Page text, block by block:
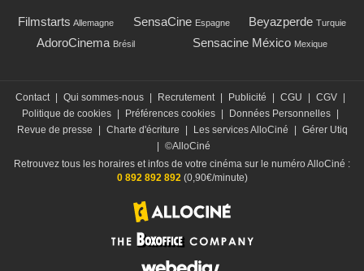
Filmstarts Allemagne SensaCine Espagne Beyazperde Turquie
AdoroCinema Brésil Sensacine México Mexique
Contact | Qui sommes-nous | Recrutement | Publicité | CGU | CGV |
Politique de cookies | Préférences cookies | Données Personnelles |
Revue de presse
| Charte d'écriture | Les services AlloCiné | Gérer Utiq
| ©AlloCiné
Retrouvez tous les horaires et infos de votre cinéma sur le numéro AlloCiné :
0 892 892 892 (0,90€/minute)